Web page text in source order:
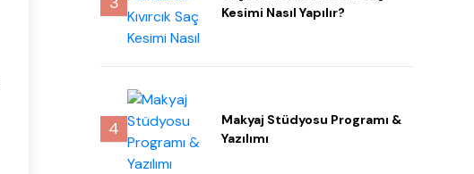
Kesimi Nasıl Yapılır?
4
Makyaj Stüdyosu Programı &
Yazılımı